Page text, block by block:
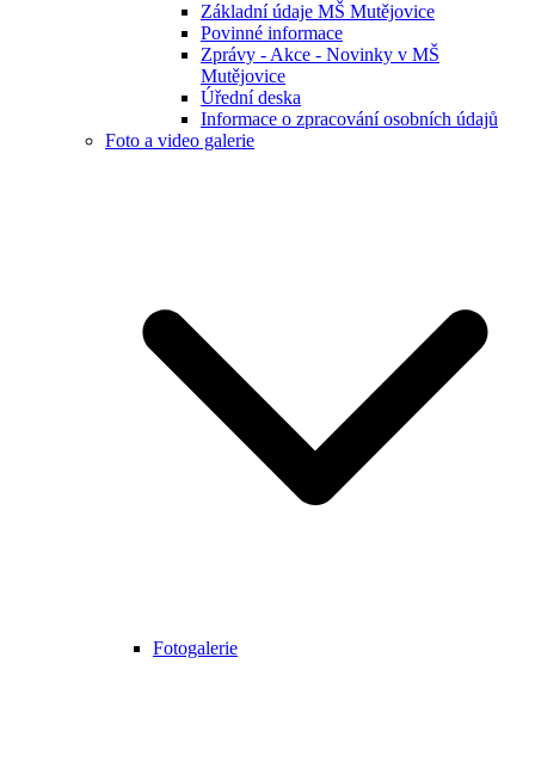
Základní údaje MŠ Mutějovice
Povinné informace
Zprávy - Akce - Novinky v MŠ
Mutějovice
Úřední deska
Informace o zpracování osobních údajů
Foto a video galerie
Fotogalerie